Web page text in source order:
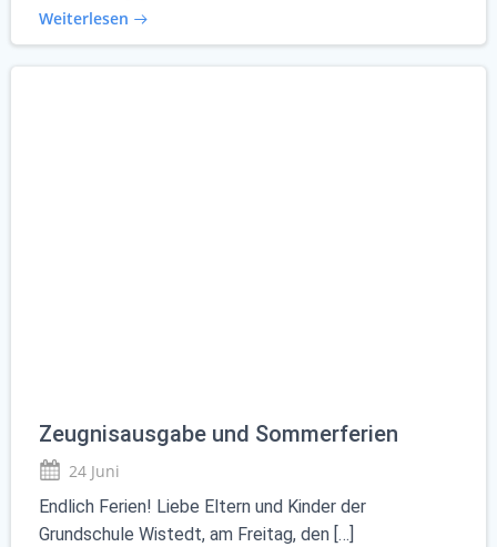
Weiterlesen
Zeugnisausgabe und Sommerferien
24 Juni
Endlich Ferien! Liebe Eltern und Kinder der
Grundschule Wistedt, am Freitag, den […]